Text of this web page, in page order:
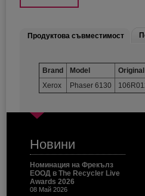
Продуктова съвместимост
Brand Model
Xerox
Phaser 6130
Новини
Номинация на Фрекълз
ЕООД в The Recycler Live
Awards 2026
08 Май 2026